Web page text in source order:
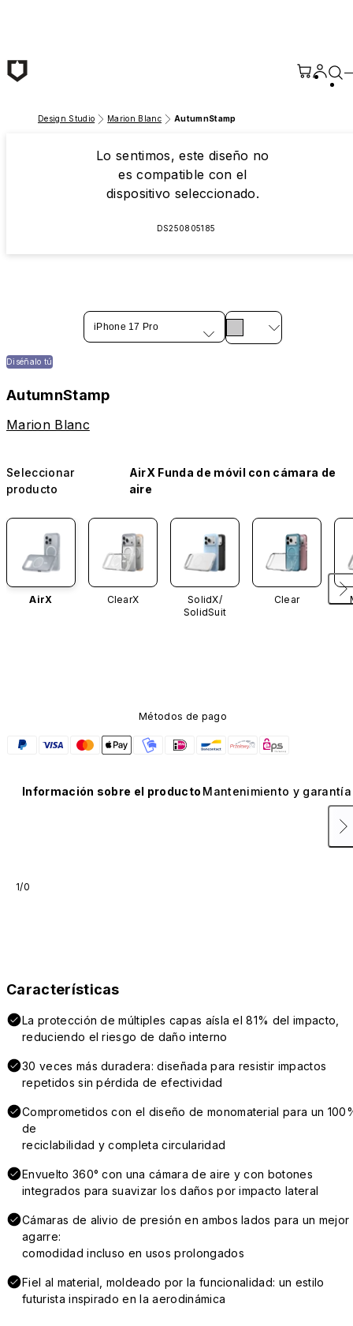
Design Studio Marion Blanc AutumnStamp
Lo sentimos, este diseño no
es compatible con el
dispositivo seleccionado.
DS250805185
iPhone 17 Pro
Diséñalo tú
AutumnStamp
Marion Blanc
Seleccionar
producto
AirX Funda de móvil con cámara de
aire
AirX ClearX
SolidX/
SolidSuit
Clear
Métodos de pago
Información sobre el producto Mantenimiento y garantía
1/0
Características
La protección de múltiples capas aísla el 81% del impacto,
reduciendo el riesgo de daño interno
30 veces más duradera: diseñada para resistir impactos
repetidos sin pérdida de efectividad
Comprometidos con el diseño de monomaterial para un
de
reciclabilidad y completa circularidad
Envuelto 360° con una cámara de aire y con botones
integrados para suavizar los daños por impacto lateral
Cámaras de alivio de presión en ambos lados para un mejor
agarre:
comodidad incluso en usos prolongados
Fiel al material, moldeado por la funcionalidad: un estilo
futurista inspirado en la aerodinámica